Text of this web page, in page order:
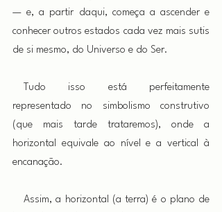
— e, a partir daqui, começa a ascender e
conhecer outros estados cada vez mais sutis
de si mesmo, do Universo e do Ser.
Tudo isso está perfeitamente
representado no simbolismo construtivo
(que mais tarde trataremos), onde a
horizontal equivale ao nível e a vertical à
encanação.
Assim, a horizontal (a terra) é o plano de